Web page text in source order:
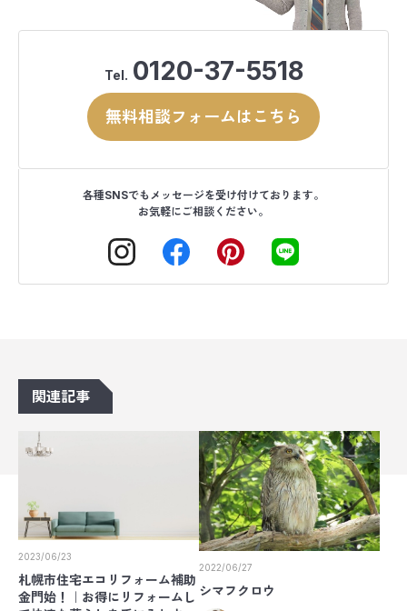
Tel. 0120-37-5518
無料相談フォームはこちら
各種SNSでもメッセージを受け付けております。
お気軽にご相談ください。
関連記事
2023/06/23
札幌市住宅エコリフォーム補助
金門始！｜お得にリフォームし
2022/06/27
シマフクロウ